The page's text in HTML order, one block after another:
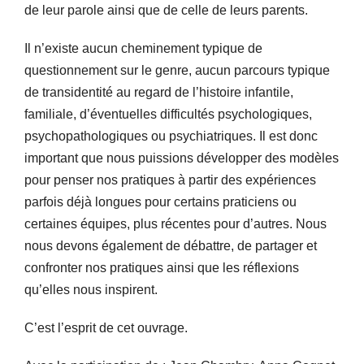
de leur parole ainsi que de celle de leurs parents.
Il n’existe aucun cheminement typique de
questionnement sur le genre, aucun parcours typique
de transidentité au regard de l’histoire infantile,
familiale, d’éventuelles difficultés psychologiques,
psychopathologiques ou psychiatriques. Il est donc
important que nous puissions développer des modèles
pour penser nos pratiques à partir des expériences
parfois déjà longues pour certains praticiens ou
certaines équipes, plus récentes pour d’autres. Nous
nous devons également de débattre, de partager et
confronter nos pratiques ainsi que les réflexions
qu’elles nous inspirent.
C’est l’esprit de cet ouvrage.